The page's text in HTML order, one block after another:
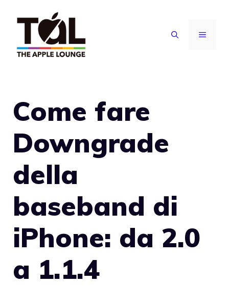
contenuto
MENU
Come fare
Downgrade
della
baseband di
iPhone: da 2.0
a 1.1.4